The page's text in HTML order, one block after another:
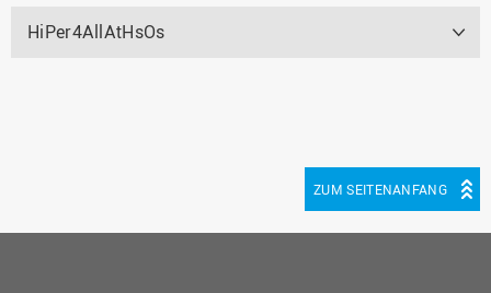
HiPer4AllAtHsOs
ZUM SEITENANFANG